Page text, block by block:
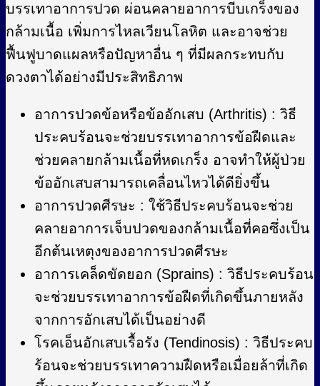
บรรเทาอาการปวด ผ่อนคลายอาการบีบเกร็งของ
กล้ามเนื้อ เพิ่มการไหลเวียนโลหิต และอาจช่วย
ฟื้นฟูบาดแผลหรือปัญหาอื่น ๆ ที่มีผลกระทบกับ
ดวงตาได้อย่างมีประสิทธิภาพ
อาการปวดข้อหรือข้ออักเสบ (Arthritis) : วิธี
ประคบร้อนจะช่วยบรรเทาอาการข้อฝืดและ
ช่วยคลายกล้ามเนื้อที่หดเกร็ง อาจทำให้ผู้ป่วย
ข้ออักเสบสามารถเคลื่อนไหวได้ดียิ่งขึ้น
อาการปวดศีรษะ : ใช้วิธีประคบร้อนจะช่วย
คลายอาการเจ็บปวดของกล้ามเนื้อที่คอซึ่งเป็น
อีกต้นเหตุงของอาการปวดศีรษะ
อาการเคล็ดขัดยอก (Sprains) : วิธีประคบร้อน
จะช่วยบรรเทาอาการข้อฝืดที่เกิดขึ้นภายหลัง
จากการอักเสบได้เป็นอย่างดี
โรคเอ็นอักเสบเรื้อรัง (Tendinosis) : วิธีประคบ
ร้อนจะช่วยบรรเทาความฝืดหรือเมื่อยล้าที่เกิด